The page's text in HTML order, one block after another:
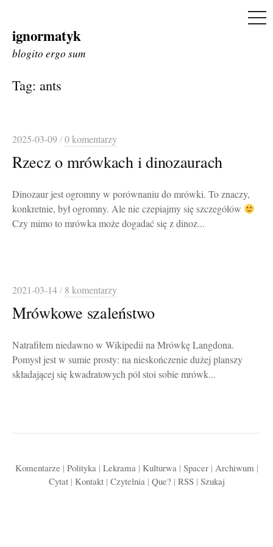
Skip
to
ignormatyk
blogito ergo sum
Tag: ants
2025-03-09/0 komentarzy
Rzecz o mrówkach i dinozaurach
Dinozaur jest ogromny w porównaniu do mrówki. To znaczy,
konkretnie, był ogromny. Ale nie czepiajmy się szczegółów
Czy mimo to mrówka może dogadać się z dinoz...
2021-03-14/ 8 komentarzy
Mrówkowe szaleństwo
Natrafiłem niedawno w Wikipedii na Mrówkę Langdona.
Pomysł jest w sumie prosty: na nieskończenie dużej planszy
składającej się kwadratowych pól stoi sobie mrówk...
Komentarze | Polityka| Lekrama| Kulturwa| Spacer| Archiwum |
Cytat| Kontakt| Czytelnia| Que? | RSS| Szukaj